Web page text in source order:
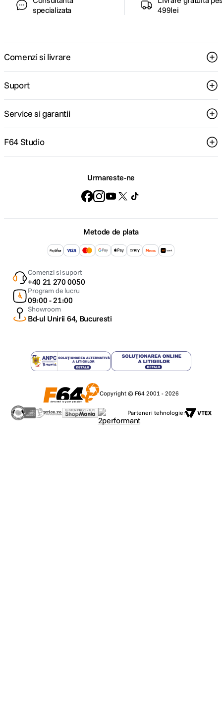
specializata
499lei
Comenzi si livrare
Suport
Service si garantii
F64 Studio
Urmareste-ne
Metode de plata
Comenzi si suport
+40 21 270 0050
Program de lucru
09:00 - 21:00
Showroom
Bd-ul Unirii 64, Bucuresti
Copyright © F64 2001 - 2026
Parteneri tehnologie: